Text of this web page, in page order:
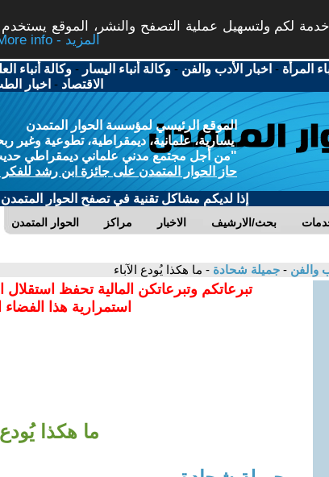
لكم ولتسهيل عملية التصفح والنشر، الموقع
More info - المزيد
المرأة - اخبار الأدب والفن -وكالة أنباء اليسار -وكالة أنباء
الاقتصاد - اخبار
الموقع الرئيسي لمؤسسة الحوار المتمدن
يسارية، علمانية، ديمقراطية، تطوعية وغير
"من أجل مجتمع مدني علماني ديمقراطي حديث
حاز الحوار المتمدن على جائزة ابن رشد للفكر
إذا لديكم مشاكل تقنية في تصفح الحوار المتمدن
الحوار المتمدن مراكز الاخبار بحث/الارشيف
والفن - جميلة شحادة - ما هكذا يُودع الآباء
تبرعاتكم وتبرعاتكن المالية تحفظ
استمرارية هذا الفضاء
ما هكذا يُودع